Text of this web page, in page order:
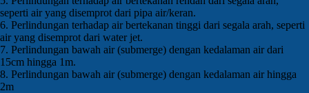
seperti air yang disemprot dari pipa air/keran.
6. Perlindungan terhadap air bertekanan tinggi dari segala arah, seperti
air yang disemprot dari water jet.
7. Perlindungan bawah air (submerge) dengan kedalaman air dari
15cm hingga 1m.
8. Perlindungan bawah air (submerge) dengan kedalaman air hingga
2m